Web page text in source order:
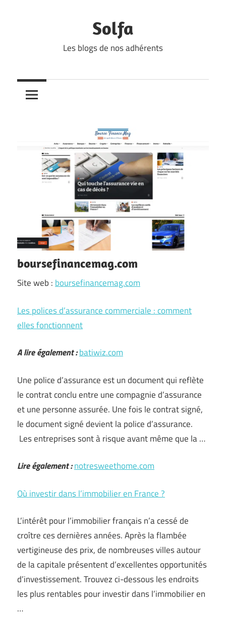
Solfa
Les blogs de nos adhérents
boursefinancemag.com
Site web : boursefinancemag.com
Les polices d’assurance commerciale : comment
elles fonctionnent
A lire également :batiwiz.com
Une police d’assurance est un document qui reflète
le contrat conclu entre une compagnie d’assurance
et une personne assurée. Une fois le contrat signé,
le document signé devient la police d’assurance.
Les entreprises sont à risque avant même que la …
Lire également :notresweethome.com
Où investir dans l’immobilier en France ?
L’intérêt pour l’immobilier français n’a cessé de
croître ces dernières années. Après la flambée
vertigineuse des prix, de nombreuses villes autour
de la capitale présentent d’excellentes opportunités
d’investissement. Trouvez ci-dessous les endroits
les plus rentables pour investir dans l’immobilier en
…